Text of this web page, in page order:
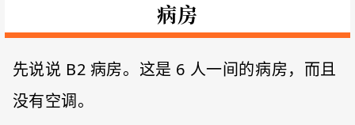
病房
先说说 B2 病房。这是 6 人一间的病房，而且
没有空调。